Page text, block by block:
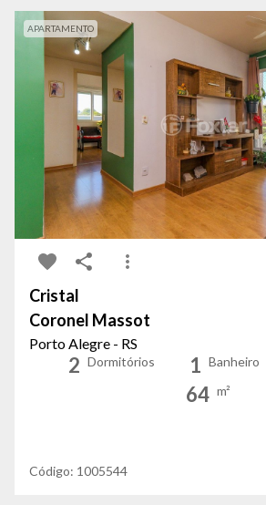
APARTAMENTO
Cristal
Coronel Massot
Porto Alegre - RS
2 Dormitórios 1 Banheiro
64 m²
Código: 1005544